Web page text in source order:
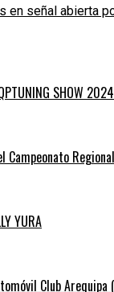
en señal abierta
SHOW
YURA
Club Arequipa